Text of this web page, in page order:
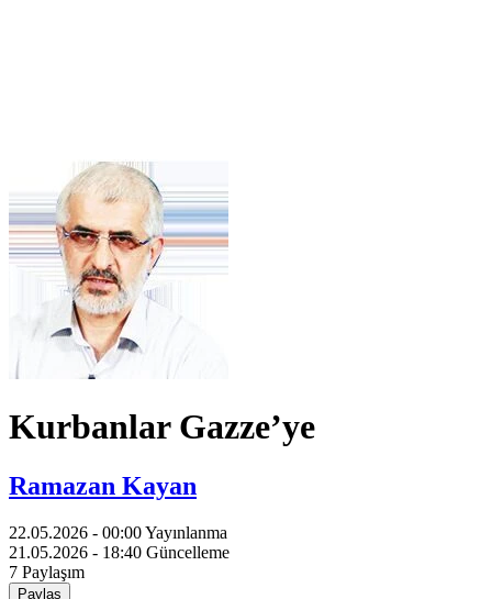
Kurbanlar Gazze’ye
Ramazan Kayan
22.05.2026 - 00:00Yayınlanma
21.05.2026 - 18:40 Güncelleme
7 Paylaşım
Paylaş